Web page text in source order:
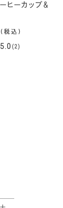
ヒーカップ＆
(税込)
5.0 (2)